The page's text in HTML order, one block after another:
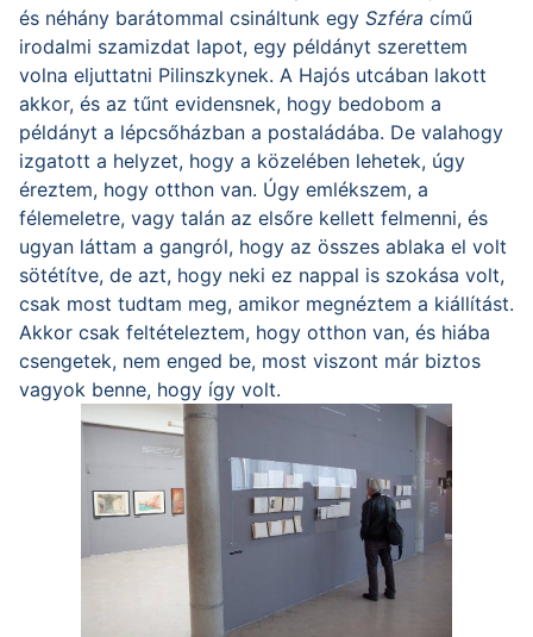
és néhány barátommal csináltunk egy Szféra című
irodalmi szamizdat lapot, egy példányt szerettem
volna eljuttatni Pilinszkynek. A Hajós utcában lakott
akkor, és az tűnt evidensnek, hogy bedobom a
példányt a lépcsőházban a postaládába. De valahogy
izgatott a helyzet, hogy a közelében lehetek, úgy
éreztem, hogy otthon van. Úgy emlékszem, a
félemeletre, vagy talán az elsőre kellett felmenni, és
ugyan láttam a gangról, hogy az összes ablaka el volt
sötétítve, de azt, hogy neki ez nappal is szokása volt,
csak most tudtam meg, amikor megnéztem a kiállítást.
Akkor csak feltételeztem, hogy otthon van, és hiába
csengetek, nem enged be, most viszont már biztos
vagyok benne, hogy így volt.